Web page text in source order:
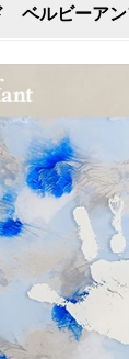
ベルビーア